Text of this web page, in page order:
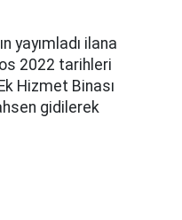
yayımladı ilana
2022 tarihleri
Hizmet Binası
gidilerek